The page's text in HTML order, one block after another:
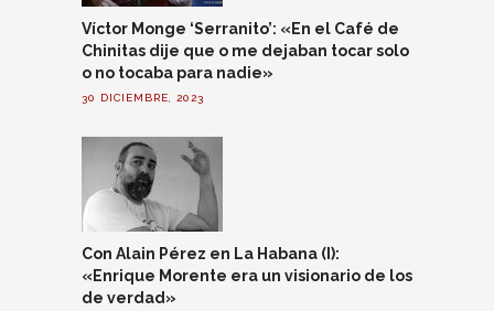
Víctor Monge ‘Serranito’: «En el Café de
Chinitas dije que o me dejaban tocar solo
o no tocaba para nadie»
30 DICIEMBRE, 2023
Con Alain Pérez en La Habana (I):
«Enrique Morente era un visionario de los
de verdad»